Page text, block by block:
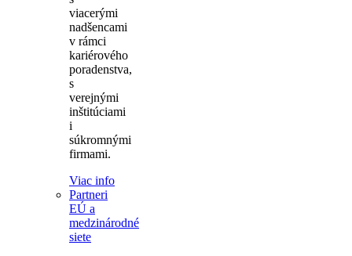
viacerými
nadšencami
v rámci
kariérového
poradenstva,
s
verejnými
inštitúciami
i
súkromnými
firmami.
Viac info
Partneri
EÚ a
medzinárodné
siete